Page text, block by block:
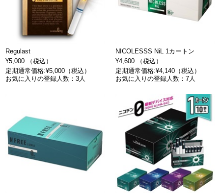
Regulast
¥5,000 （税込）
定期通常価格:¥5,000（税込）
お気に入りの登録人数：3人
NICOLESSS NiL 1カートン
¥4,600 （税込）
定期通常価格:¥4,140（税込）
お気に入りの登録人数：7人